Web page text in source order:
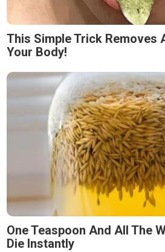
This Simple Trick Removes
Your Body!
One Teaspoon And All The
Die Instantly